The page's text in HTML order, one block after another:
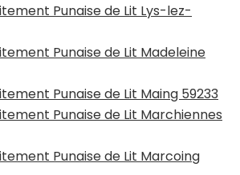
Punaise de Lit Lys-lez-
Punaise de Lit Madeleine
Punaise de Lit Maing 59233
Punaise de Lit Marchiennes
Punaise de Lit Marcoing